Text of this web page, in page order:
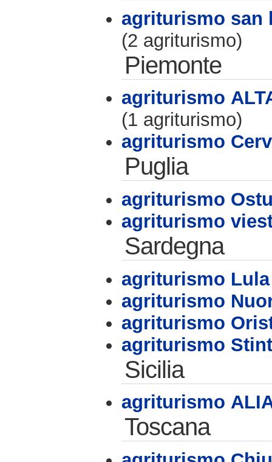
agriturismo san
(2 agriturismo)
Piemonte
agriturismo
(1 agriturismo)
agriturismo
Puglia
agriturismo
agriturismo
Sardegna
agriturismo
agriturismo
agriturismo
agriturismo
Sicilia
agriturismo
Toscana